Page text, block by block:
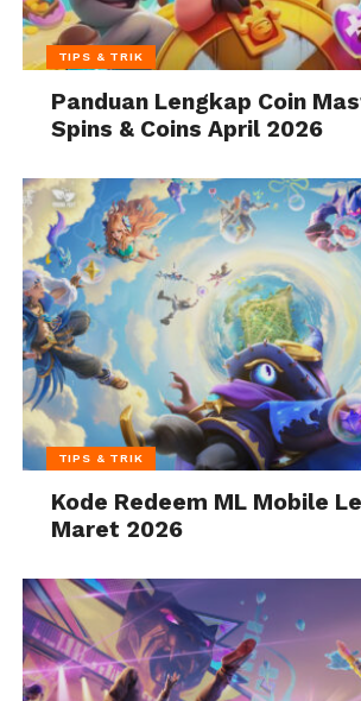
TIPS & TRIK
Panduan Lengkap Coin
Spins & Coins April 2026
TIPS & TRIK
Kode Redeem ML Mobile
Maret 2026